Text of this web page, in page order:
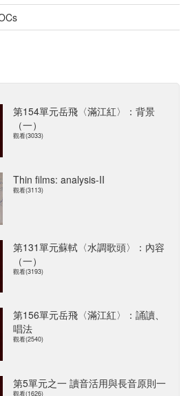
第154單元岳飛〈滿江紅〉：背景
（一）
觀看(3033)
Thin films: analysis-II
觀看(3113)
第131單元蘇軾〈水調歌頭〉：內容
（一）
觀看(3193)
第156單元岳飛〈滿江紅〉：誦讀、
唱法
觀看(2540)
第5單元之一 讀音活用與長音原則一
觀看(1626)